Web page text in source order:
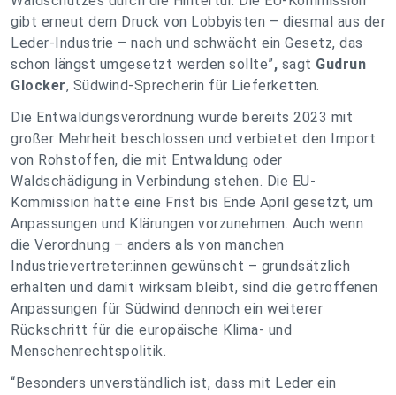
gibt erneut dem Druck von Lobbyisten – diesmal aus der
Leder-Industrie – nach und schwächt ein Gesetz, das
schon längst umgesetzt werden sollte”, sagt Gudrun
Glocker, Südwind-Sprecherin für Lieferketten.
Die Entwaldungsverordnung wurde bereits 2023 mit
großer Mehrheit beschlossen und verbietet den Import
von Rohstoffen, die mit Entwaldung oder
Waldschädigung in Verbindung stehen. Die EU-
Kommission hatte eine Frist bis Ende April gesetzt, um
Anpassungen und Klärungen vorzunehmen. Auch wenn
die Verordnung – anders als von manchen
Industrievertreter:innen gewünscht – grundsätzlich
erhalten und damit wirksam bleibt, sind die getroffenen
Anpassungen für Südwind dennoch ein weiterer
Rückschritt für die europäische Klima- und
Menschenrechtspolitik.
“Besonders unverständlich ist, dass mit Leder ein